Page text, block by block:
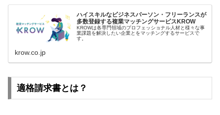
ハイスキルなビジネスパーソン・フリーランスが
多数登録する複業マッチングサービスKROW
KROWは各専門領域のプロフェッショナル人材と様々な事
業課題を解決したい企業とをマッチングするサービスで
す。
krow.co.jp
適格請求書とは？